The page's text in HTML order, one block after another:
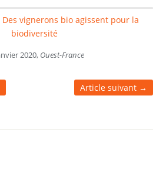
Des vignerons bio agissent pour la
biodiversité
2020, Ouest-France
Article suivant→